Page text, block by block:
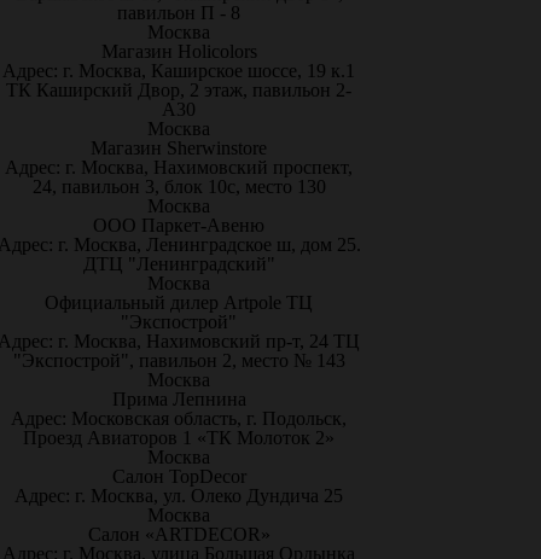
павильон П - 8
Москва
Магазин Holicolors
Адрес: г. Москва, Каширское шоссе, 19 к.1
ТК Каширский Двор, 2 этаж, павильон 2-
А30
Москва
Магазин Sherwinstore
Адрес: г. Москва, Нахимовский проспект,
24, павильон 3, блок 10с, место 130
Москва
ООО Паркет-Авeню
г. Москва, Ленинградское ш, дом 25.
ДТЦ "Ленинградский"
Москва
Официальный дилер Artpole ТЦ
"Экспострой"
г. Москва, Нахимовский пр-т, 24 ТЦ
"Экспострой", павильон 2, место № 143
Москва
Прима Лепнина
Адрес: Московская область, г. Подольск,
Проезд Авиаторов 1 «ТК Молоток 2»
Москва
Салон TopDecor
Адрес: г. Москва, ул. Олеко Дундича 25
Москва
Салон «ARTDECOR»
Адрес: г. Москва, улица Большая Ордынка